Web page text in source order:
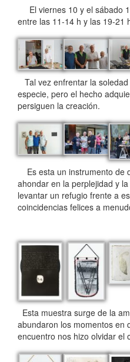
El viernes 10 y el sábado
entre las 11-14 h y las 19-21
Tal vez enfrentar la
especie, pero el hecho
persiguen la creación.
Es esta un instrumento de
ahondar en la perplejidad y
levantar un refugio frente a
coincidencias felices a
Esta muestra surge de la
abundaron los momentos en
encuentro nos hizo olvidar el